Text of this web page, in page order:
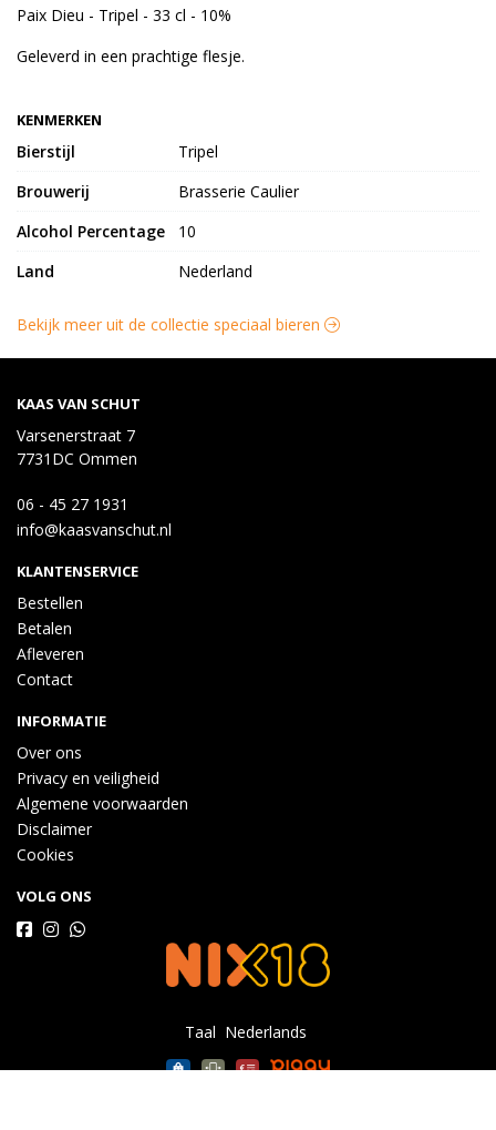
Paix Dieu - Tripel - 33 cl - 10%
Geleverd in een prachtige flesje.
KENMERKEN
Bierstijl
Tripel
Brouwerij
Brasserie Caulier
Alcohol Percentage
10
Land
Nederland
Bekijk meer uit de collectie speciaal bieren
KAAS VAN SCHUT
Varsenerstraat 7
7731DC Ommen
06 - 45 27 1931
info@kaasvanschut.nl
KLANTENSERVICE
Bestellen
Betalen
Afleveren
Contact
INFORMATIE
Over ons
Privacy en veiligheid
Algemene voorwaarden
Disclaimer
Cookies
VOLG ONS
Taal